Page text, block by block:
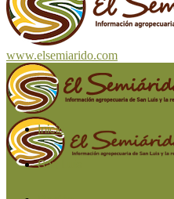
www.elsemiarido.com
Inicio
San Luis